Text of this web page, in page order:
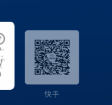
快手